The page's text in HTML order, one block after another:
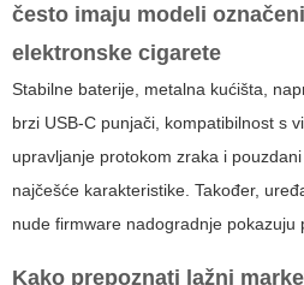
često imaju modeli
elektronske cigarete
Stabilne baterije, metalna kućišta,
brzi USB-C punjači, kompatibilnost s
upravljanje protokom zraka i
najčešće karakteristike. Također,
nude firmware nadogradnje pokazuju
Kako prepoznati lažni